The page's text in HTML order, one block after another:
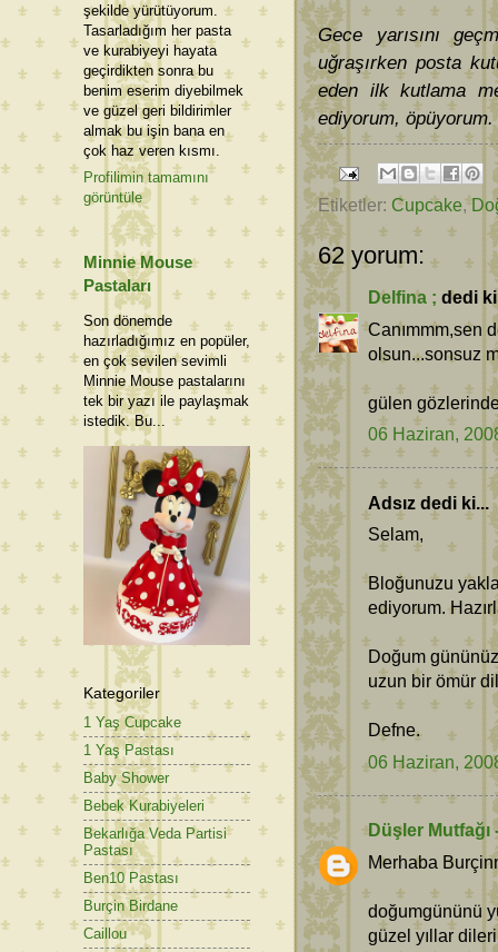
Gece yarısını
uğraşırken posta
eden ilk kutlama
ediyorum, öpüyorum.
Etiketler: Cupcake,
62 yorum:
Delfina ; dedi
Canımmm,sen
olsun...sonsuz
gülen
06 Haziran,
Adsız dedi ki...
Selam,
Bloğunuzu
ediyorum.
Doğum
uzun bir ömür
Defne.
06 Haziran,
Düşler
Merhaba
doğumgününü
güzel yıllar
şekilde yürütüyorum.
Tasarladığım her pasta
ve kurabiyeyi hayata
geçirdikten sonra bu
benim eserim diyebilmek
ve güzel geri bildirimler
almak bu işin bana en
çok haz veren kısmı.
Profilimin tamamını
görüntüle
Minnie Mouse
Pastaları
Son dönemde
hazırladığımız en popüler,
en çok sevilen sevimli
Minnie Mouse pastalarını
tek bir yazı ile paylaşmak
istedik. Bu...
Kategoriler
1 Yaş Cupcake
1 Yaş Pastası
Baby Shower
Bebek Kurabiyeleri
Bekarlığa Veda Partisi
Pastası
Ben10 Pastası
Burçin Birdane
Caillou